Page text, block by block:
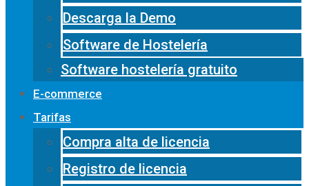
Descarga la Demo
Software de Hostelería
Software hostelería gratuito
E-commerce
Tarifas
Compra alta de licencia
Registro de licencia